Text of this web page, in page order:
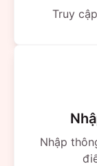
Truy
Nhập